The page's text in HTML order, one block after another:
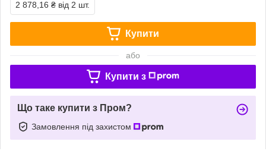
2 878,16 ₴ від 2 шт.
Купити
або
Купити з
Що таке купити з Пром?
Замовлення під захистом